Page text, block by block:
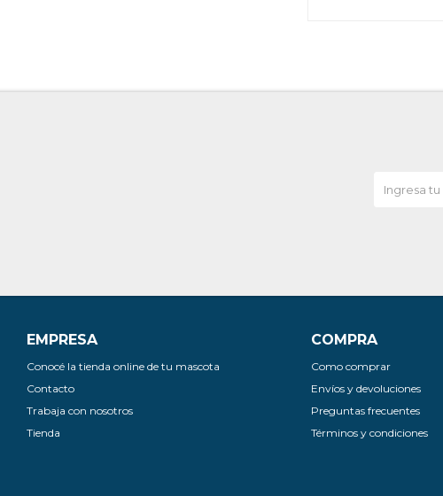
EMPRESA
Conocé la tienda online de tu mascota
Contacto
Trabaja con nosotros
Tienda
COMPRA
Como comprar
Envíos y devoluciones
Preguntas frecuentes
Términos y condiciones